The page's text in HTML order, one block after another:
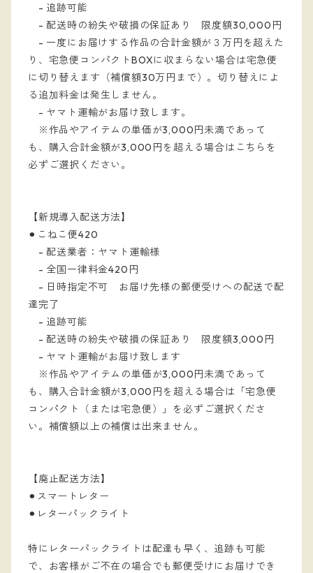
- 追跡可能
- 配送時の紛失や破損の保証あり 限度額30,000円
- 一度にお届けする作品の合計金額が３万円を超えた
り、宅急便コンパクトBOXに収まらない場合は宅急便
に切り替えます（補償額30万円まで）。切り替えによ
る追加料金は発生しません。
- ヤマト運輸がお届け致します。
※作品やアイテムの単価が3,000円未満であって
も、購入合計金額が3,000円を超える場合はこちらを
必ずご選択ください。
【新規導入配送方法】
⚫︎こねこ便420
- 配送業者：ヤマト運輸様
- 全国一律料金420円
- 日時指定不可 お届け先様の郵便受けへの配送で配
達完了
- 追跡可能
- 配送時の紛失や破損の保証あり 限度額3,000円
- ヤマト運輸がお届け致します
※作品やアイテムの単価が3,000円未満であって
も、購入合計金額が3,000円を超える場合は「宅急便
コンパクト（または宅急便）」を必ずご選択くださ
い。補償額以上の補償は出来ません。
【廃止配送方法】
⚫︎スマートレター
⚫︎レターパックライト
特にレターパックライトは配達も早く、追跡も可能
で、お客様がご不在の場合でも郵便受けにお届けでき